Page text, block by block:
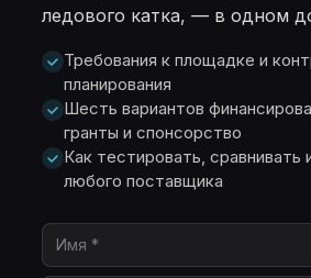
ледового катка, — в одном
Требования к площадке и
планирования
Шесть вариантов
гранты и спонсорство
Как тестировать, сравнивать
любого поставщика